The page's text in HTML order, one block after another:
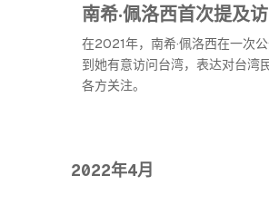
南希·佩洛西首次提及
在2021年，南希·佩洛西在一次
到她有意访问台湾，表达对台湾
各方关注。
2022年4月